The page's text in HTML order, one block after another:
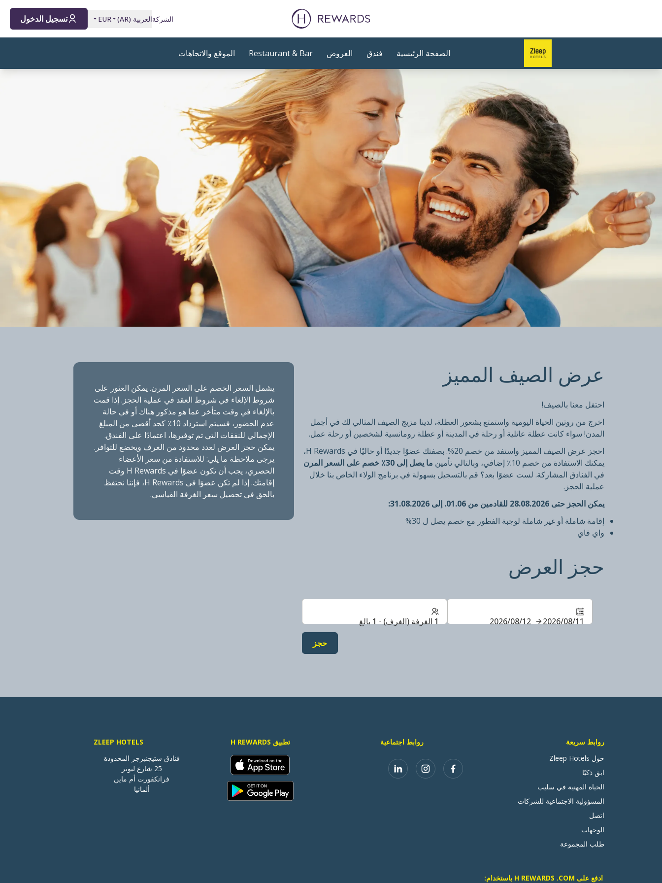
الشركةالعربية (
AR
)
EUR تسجيل الدخول
الصفحة الرئيسية فندق العروض Restaurant & Bar الموقع والاتجاهات
إقامة شاملة أو غير شاملة لوجبة الفطور
عرض الصيف المميز
احتفل معنا بالصيف!
اخرج من روتين الحياة اليومية واستمتع بشعور العطلة، لدينا مزيج الصيف المثالي لك في أجمل
المدن! سواء كانت عطلة عائلية أو رحلة في المدينة أو عطلة رومانسية لشخصين أو رحلة عمل.
احجز عرض الصيف المميز واستفد من خصم 20%. بصفتك عضوًا جديدًا أو حاليًا في H Rewards،
يمكنك الاستفادة من خصم 10٪ إضافي، وبالتالي تأمين
ما يصل إلى 30٪ خصم على السعر المرن
في الفنادق المشاركة. لست عضوًا بعد؟ قم بالتسجيل بسهولة في برنامج الولاء الخاص بنا خلال
عملية الحجز.
يمكن الحجز حتى 28.08.2026 للقادمين من 01.06. إلى 31.08.2026:
إقامة شاملة أو غير شاملة لوجبة الفطور مع خصم يصل ل 30%
واي فاي
حجز العرض
11‏/08‏/2026
12‏/08‏/2026
1 الغرفة (الغرف) ⋅ 1 بالغ
حجز
يشمل السعر الخصم على السعر المرن. يمكن العثور على
شروط الإلغاء في شروط العقد في عملية الحجز. إذا قمت
بالإلغاء في وقت متأخر عما هو مذكور هناك أو في حالة
عدم الحضور، فسيتم استرداد 10٪ كحد أقصى من المبلغ
الإجمالي للنفقات التي تم توفيرها، اعتمادًا على الفندق.
يمكن حجز العرض لعدد محدود من الغرف ويخضع للتوافر.
يرجى ملاحظة ما يلي: للاستفادة من سعر الأعضاء
الحصري، يجب أن تكون عضوًا في H Rewards وقت
إقامتك. إذا لم تكن عضوًا في H Rewards، فإننا نحتفظ
بالحق في تحصيل سعر الغرفة القياسي.
روابط سريعة
حول Zleep Hotels
ابق ذكيًا
الحياة المهنية في سليب
المسؤولية الاجتماعية للشركات
اتصل
الوجهات
طلب المجموعة
روابط اجتماعية تطبيق H REWARDS
ZLEEP HOTELS
ألمانيا
ادفع على H REWARDS .COM باستخدام: